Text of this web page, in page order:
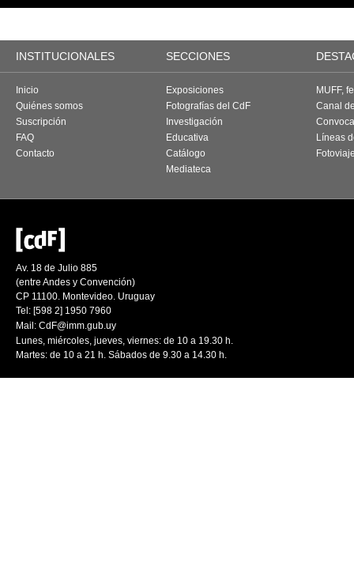
INSTITUCIONALES SECCIONES
Inicio
Quiénes somos
Suscripción
FAQ
Contacto
Exposiciones
Fotografías del CdF
Investigación
Educativa
Catálogo
Mediateca
MUFF,
Canal
Líneas
Av. 18 de Julio 885
(entre Andes y Convención)
CP 11100. Montevideo. Uruguay
Tel: [598 2] 1950 7960
Mail: CdF@imm.gub.uy
Lunes, miércoles, jueves, viernes: de 10 a 19.30 h.
Martes: de 10 a 21 h. Sábados de 9.30 a 14.30 h.